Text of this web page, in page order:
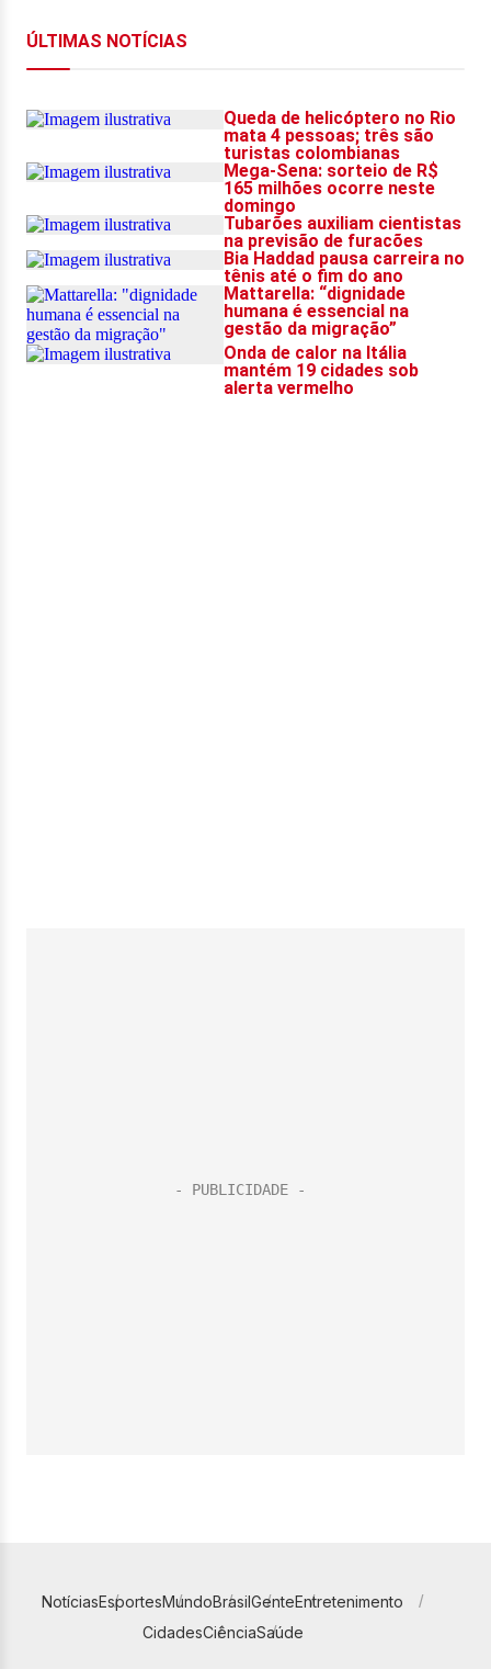
NotíciasEsportesMundoBrasilGenteEntretenimento
CidadesCiênciaSaúde